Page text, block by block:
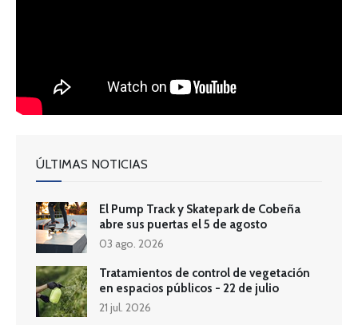
ÚLTIMAS NOTICIAS
El Pump Track y Skatepark de Cobeña
abre sus puertas el 5 de agosto
03 ago. 2026
Tratamientos de control de vegetación
en espacios públicos - 22 de julio
21 jul. 2026